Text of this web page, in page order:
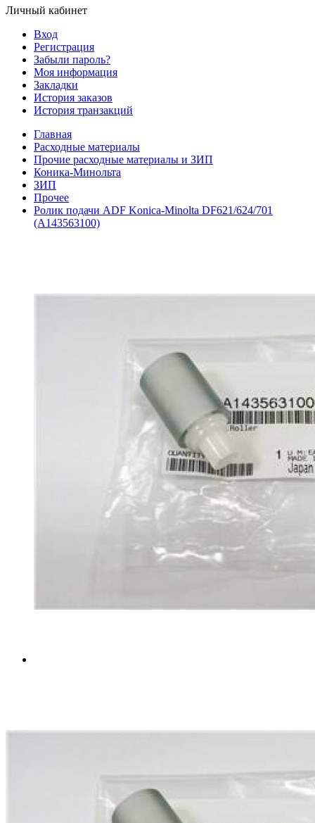
Личный кабинет
Вход
Регистрация
Забыли пароль?
Моя информация
Закладки
История заказов
История транзакций
Главная
Расходные материалы
Прочие расходные материалы и ЗИП
Коника-Минольта
ЗИП
Прочее
Ролик подачи ADF Konica-Minolta DF621/624/701
(A143563100)